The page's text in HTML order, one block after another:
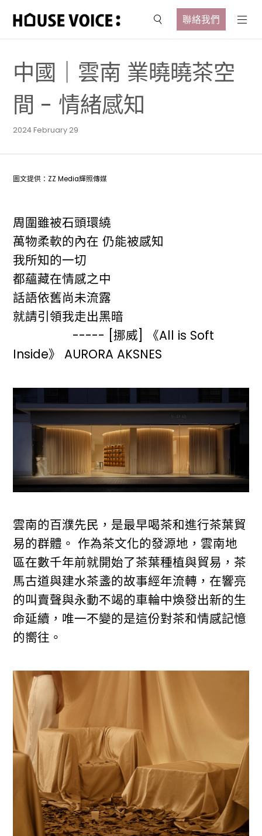
聯絡我們
中國｜雲南 業曉曉茶空
間 - 情緒感知
2024 February 29
圖文提供：ZZ Media輝照傳媒
周圍雖被石頭環繞
萬物柔軟的內在 仍能被感知
我所知的一切
都蘊藏在情感之中
話語依舊尚未流露
就請引領我走出黑暗
----- [挪威] 《All is Soft
Inside》 AURORA AKSNES
雲南的百濮先民，是最早喝茶和進行茶葉貿
易的群體。 作為茶文化的發源地，雲南地
區在數千年前就開始了茶葉種植與貿易，茶
馬古道與建水茶盞的故事經年流轉，在響亮
的叫賣聲與永動不竭的車輪中煥發出新的生
命延續，唯一不變的是這份對茶和情感記憶
的嚮往。